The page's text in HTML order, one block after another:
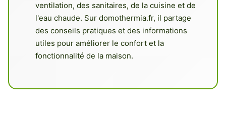
ventilation, des sanitaires, de la cuisine et de
l'eau chaude. Sur domothermia.fr, il partage
des conseils pratiques et des informations
utiles pour améliorer le confort et la
fonctionnalité de la maison.